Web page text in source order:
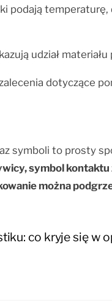
podają temperaturę,
udział
dotyczące
symboli to prosty
symbol
można
co kryje się w